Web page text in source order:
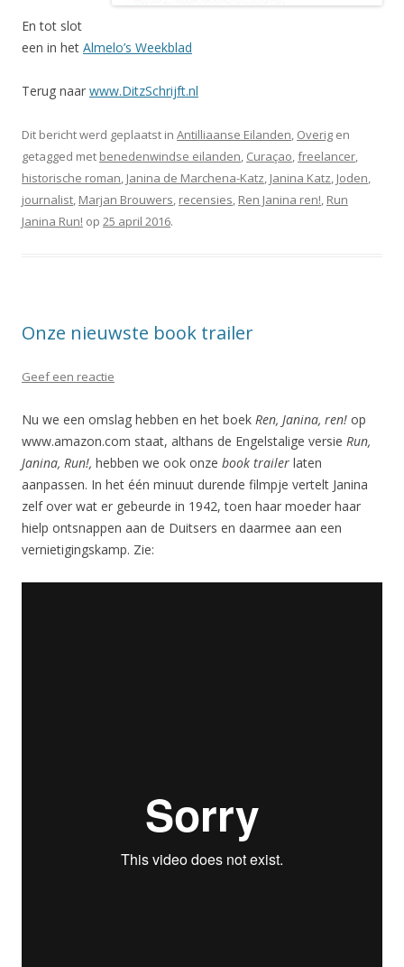
En tot slot
een in het Almelo’s Weekblad
Terug naar www.DitzSchrijft.nl
Dit bericht werd geplaatst in Antilliaanse Eilanden, Overig en
getagged met benedenwindse eilanden, Curaçao,freelancer,
historische roman, Janina de Marchena-Katz, Janina Katz, Joden,
journalist, Marjan Brouwers, recensies, Ren Janina ren!, Run
Janina Run! op 25 april 2016.
Onze nieuwste book trailer
Geef een reactie
Nu we een omslag hebben en het boek Ren, Janina, ren! op
www.amazon.com staat, althans de Engelstalige versie Run,
Janina, Run!, hebben we ook onze book trailer laten
aanpassen. In het één minuut durende filmpje vertelt Janina
zelf over wat er gebeurde in 1942, toen haar moeder haar
hielp ontsnappen aan de Duitsers en daarmee aan een
vernietigingskamp. Zie: